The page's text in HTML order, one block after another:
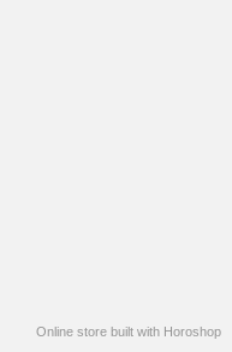
Online store built with Horoshop